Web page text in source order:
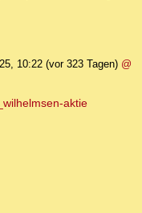
10:22 (vor 323 Tagen) @
aktie